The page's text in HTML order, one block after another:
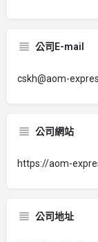
公司E-mail
cskh@aom-
公司網站
https://aom-
公司地址